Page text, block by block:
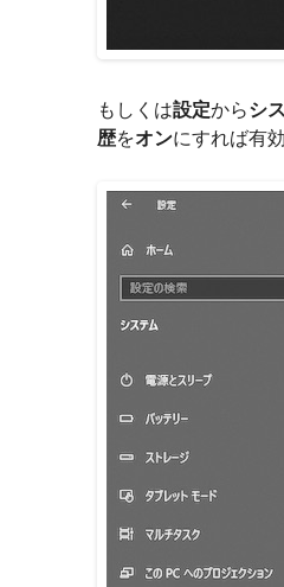
もしくは設定からシ
歴をオンにすれば有